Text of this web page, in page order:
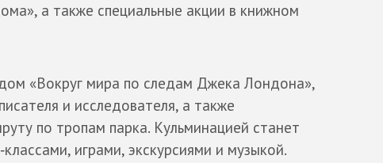
а также специальные акции в книжном
«Вокруг мира по следам Джека Лондона»,
и исследователя, а также
по тропам парка. Кульминацией станет
играми, экскурсиями и музыкой.